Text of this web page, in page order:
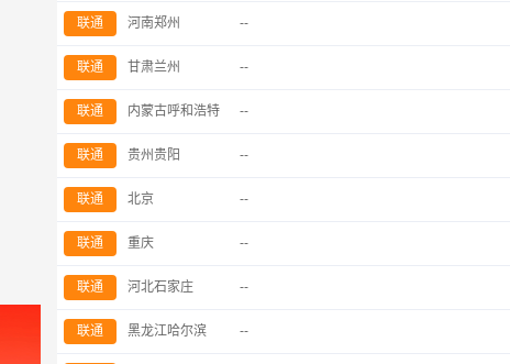
联通 河南郑州 --
联通 甘肃兰州 --
联通 内蒙古呼和浩特 --
联通 贵州贵阳 --
联通 北京 --
联通 重庆 --
联通 河北石家庄 --
联通 黑龙江哈尔滨 --